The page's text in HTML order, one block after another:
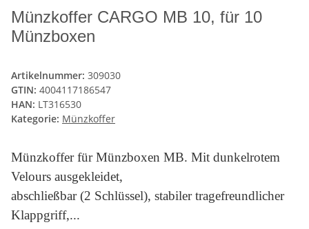
Münzkoffer CARGO MB 10, für 10
Münzboxen
Artikelnummer: 309030
GTIN: 4004117186547
HAN: LT316530
Kategorie: Münzkoffer
Münzkoffer für Münzboxen MB. Mit dunkelrotem
Velours ausgekleidet,
abschließbar (2 Schlüssel), stabiler tragefreundlicher
Klappgriff,...